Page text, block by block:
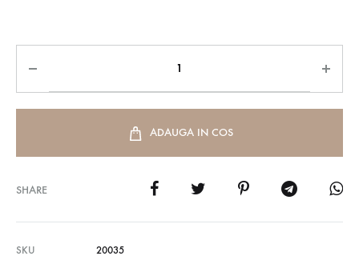
ADAUGA IN COS
SHARE
SKU
20035